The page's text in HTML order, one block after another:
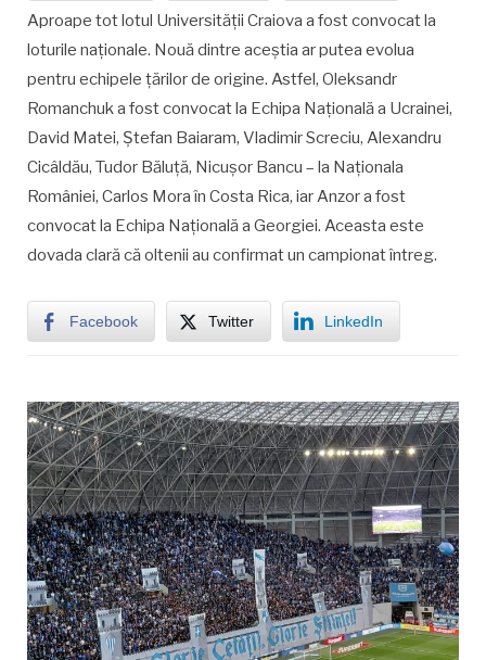
Aproape tot lotul Universității Craiova a fost convocat la
loturile naționale. Nouă dintre aceștia ar putea evolua
pentru echipele țărilor de origine. Astfel, Oleksandr
Romanchuk a fost convocat la Echipa Națională a Ucrainei,
David Matei, Ștefan Baiaram, Vladimir Screciu, Alexandru
Cicâldău, Tudor Băluță, Nicușor Bancu – la Naționala
României, Carlos Mora în Costa Rica, iar Anzor a fost
convocat la Echipa Națională a Georgiei. Aceasta este
dovada clară că oltenii au confirmat un campionat întreg.
Facebook Twitter LinkedIn